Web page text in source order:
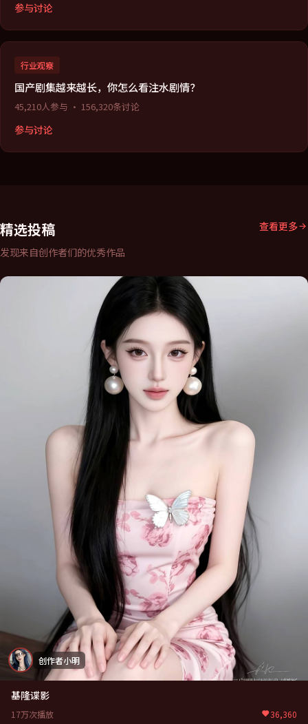
参与讨论
行业观察
国产剧集越来越长，你怎么看注水剧情？
45,210人参与 · 156,320条讨论
参与讨论
精选投稿
发现来自创作者们的优秀作品
查看更多
创作者小明
基隆谍影
17万次播放 36,360